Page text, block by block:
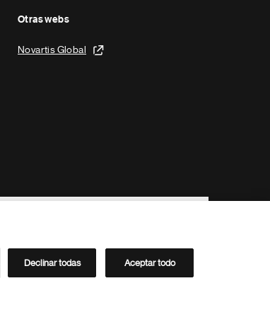
Otras webs
Novartis Global
Directorio de Novartis
Declinar todas Aceptar todo